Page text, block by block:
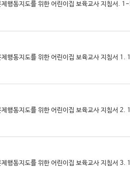
동지도를 위한 어린이집 보육교사 지침서.
동지도를 위한 어린이집 보육교사 지침서
동지도를 위한 어린이집 보육교사 지침서
동지도를 위한 어린이집 보육교사 지침서